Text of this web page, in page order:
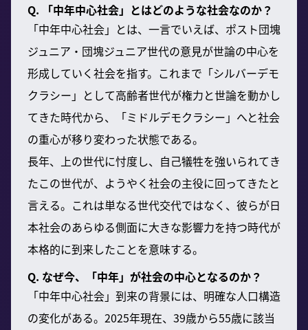
Q. 「中年中心社会」とはどのような社会なのか？
「中年中心社会」とは、一言でいえば、ポスト団塊
ジュニア・団塊ジュニア世代の意見が世論の中心を
形成していく社会を指す。これまで「シルバーデモ
クラシー」として高齢者世代が権力と世論を動かし
てきた時代から、「ミドルデモクラシー」へと社会
の重心が移り変わった状態である。
長年、上の世代に忖度し、自己犠牲を強いられてき
たこの世代が、ようやく社会の主役に回ってきたと
言える。これは単なる世代交代ではなく、彼らが日
本社会のあらゆる側面に大きな影響力を持つ時代が
本格的に到来したことを意味する。
Q. なぜ今、「中年」が社会の中心となるのか？
「中年中心社会」到来の背景には、明確な人口構造
の変化がある。2025年現在、39歳から55歳に該当